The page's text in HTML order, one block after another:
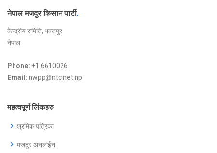
नेपाल मजदुर किसान पार्टी.
केन्द्रीय समिति, भक्तपुर
नेपाल
Phone: +1 6610026
Email: nwpp@ntc.net.np
महत्वपूर्ण लिंकहरु
श्रमिक पत्रिका
मजदुर अनलाईन